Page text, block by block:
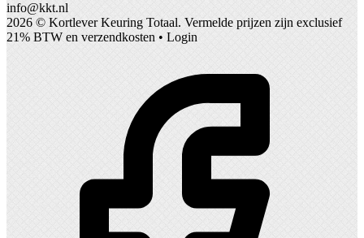
info@kkt.nl
2026 © Kortlever Keuring Totaal. Vermelde prijzen zijn exclusief
21% BTW en verzendkosten • Login